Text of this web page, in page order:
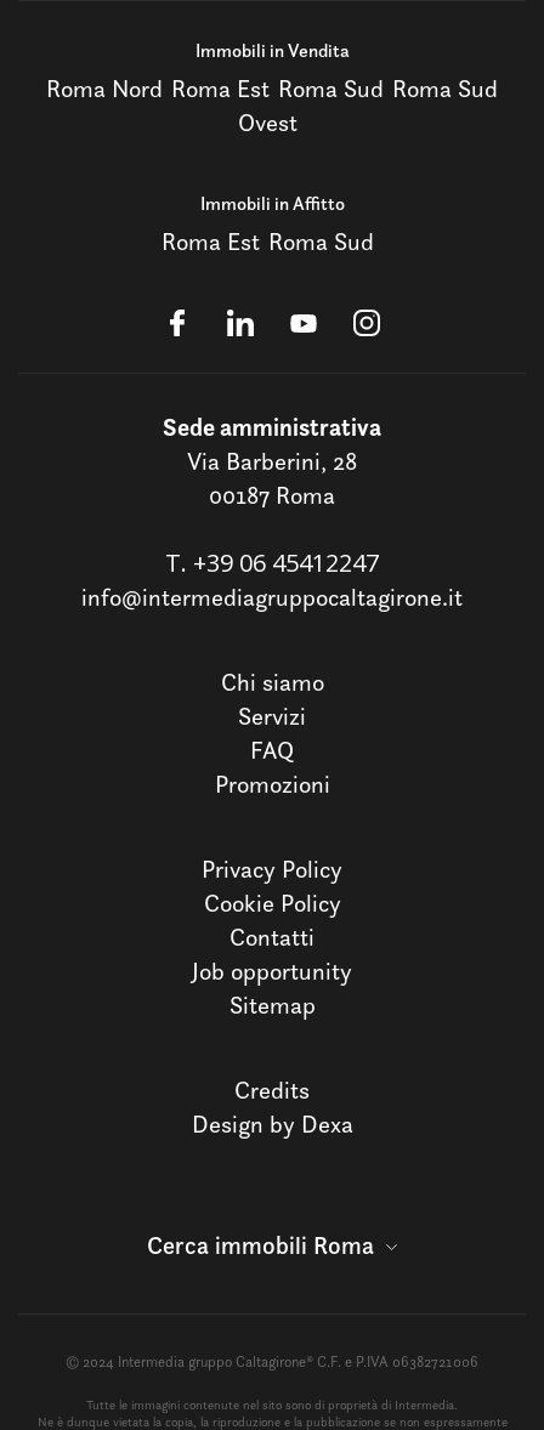
Immobili in Vendita
Roma Nord Roma Est Roma Sud Roma Sud
Ovest
Immobili in Affitto
Roma Est Roma Sud
Sede amministrativa
Via Barberini, 28
00187 Roma
T. +39 06 45412247
info@intermediagruppocaltagirone.it
Chi siamo
Servizi
FAQ
Promozioni
Privacy Policy
Cookie Policy
Contatti
Job opportunity
Sitemap
Credits
Design by Dexa
Cerca immobili Roma
© 2024 Intermedia gruppo Caltagirone® C.F. e P.IVA 06382721006
Tutte le immagini contenute nel sito sono di proprietà di Intermedia.
Ne è dunque vietata la copia, la riproduzione e la pubblicazione se non espressamente